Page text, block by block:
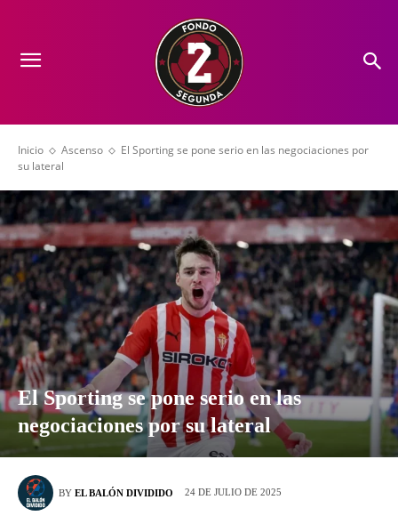
Inicio Ascenso
El Sporting se pone serio en las negociaciones por
su lateral
El Sporting se pone serio en las
negociaciones por su lateral
BY EL BALÓN DIVIDIDO 24 DE JULIO DE 2025